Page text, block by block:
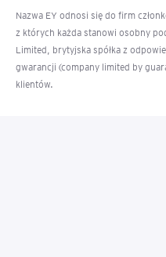
Nazwa EY odnosi się do firm
z których każda stanowi osobny
Limited, brytyjska spółka z
gwarancji (company limited by
klientów.